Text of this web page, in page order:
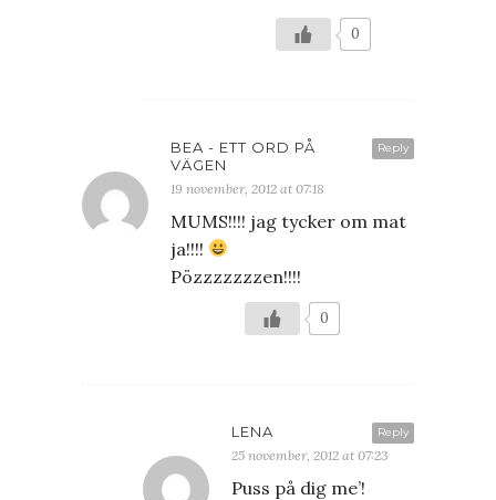
0
Reply
BEA - ETT ORD PÅ
VÄGEN
19 november, 2012 at 07:18
MUMS!!!! jag tycker om mat
ja!!!!
Pözzzzzzzen!!!!
0
Reply
LENA
25 november, 2012 at 07:23
Puss på dig me’!